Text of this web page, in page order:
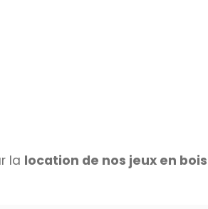
la location de nos jeux en bois